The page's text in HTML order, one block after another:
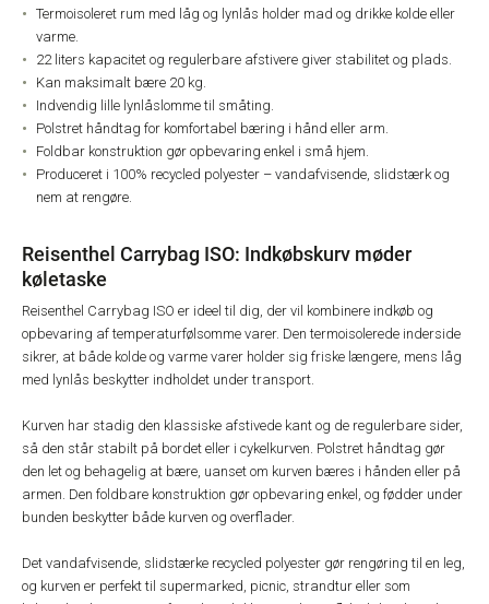
Termoisoleret rum med låg og lynlås holder mad og drikke kolde eller
varme.
22 liters kapacitet og regulerbare afstivere giver stabilitet og plads.
Kan maksimalt bære 20 kg.
Indvendig lille lynlåslomme til småting.
Polstret håndtag for komfortabel bæring i hånd eller arm.
Foldbar konstruktion gør opbevaring enkel i små hjem.
Produceret i 100% recycled polyester – vandafvisende, slidstærk og
nem at rengøre.
Reisenthel Carrybag ISO: Indkøbskurv møder
køletaske
Reisenthel Carrybag ISO er ideel til dig, der vil kombinere indkøb og
opbevaring af temperaturfølsomme varer. Den termoisolerede inderside
sikrer, at både kolde og varme varer holder sig friske længere, mens låg
med lynlås beskytter indholdet under transport.
Kurven har stadig den klassiske afstivede kant og de regulerbare sider,
så den står stabilt på bordet eller i cykelkurven. Polstret håndtag gør
den let og behagelig at bære, uanset om kurven bæres i hånden eller på
armen. Den foldbare konstruktion gør opbevaring enkel, og fødder under
bunden beskytter både kurven og overflader.
Det vandafvisende, slidstærke recycled polyester gør rengøring til en leg,
og kurven er perfekt til supermarked, picnic, strandtur eller som